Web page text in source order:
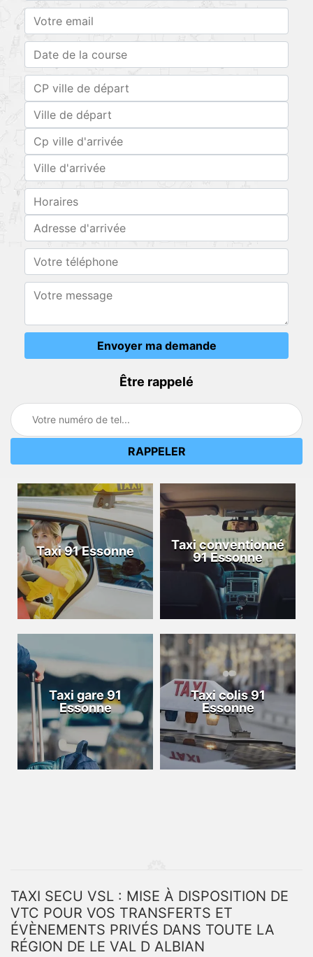
Être rappelé
Taxi 91 Essonne
Taxi conventionné
91 Essonne
Taxi gare 91
Essonne
Taxi colis 91
Essonne
TAXI SECU VSL : MISE À DISPOSITION DE
VTC POUR VOS TRANSFERTS ET
ÉVÈNEMENTS PRIVÉS DANS TOUTE LA
RÉGION DE LE VAL D ALBIAN